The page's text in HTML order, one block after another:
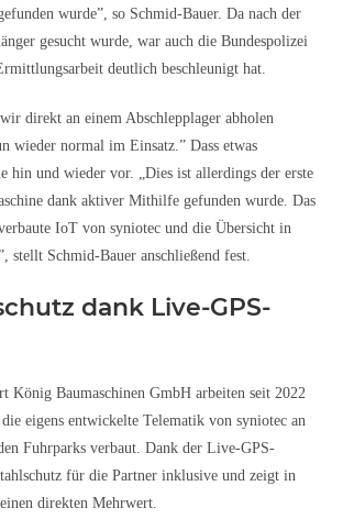
wurde”, so Schmid-Bauer. Da nach der
gesucht wurde, war auch die Bundespolizei
deutlich beschleunigt hat.
wir direkt an einem Abschlepplager abholen
wieder normal im Einsatz.” Dass etwas
hin und wieder vor. „Dies ist allerdings der erste
dank aktiver Mithilfe gefunden wurde. Das
IoT von syniotec und die Übersicht in
stellt Schmid-Bauer anschließend fest.
dank Live-GPS-
König Baumaschinen GmbH arbeiten seit 2022
eigens entwickelte Telematik von syniotec an
Fuhrparks verbaut. Dank der Live-GPS-
für die Partner inklusive und zeigt in
direkten Mehrwert.